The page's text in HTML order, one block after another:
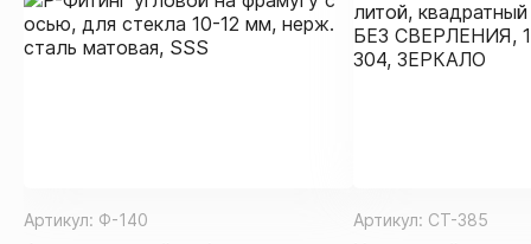
Артикул: Ф-140 Артикул: СТ-385